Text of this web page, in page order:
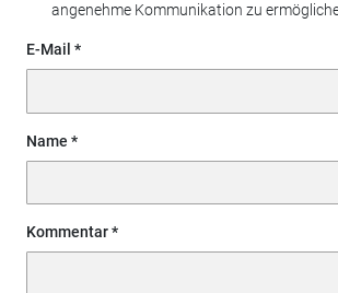
angenehme Kommunikation zu
E-Mail
Name
Kommentar